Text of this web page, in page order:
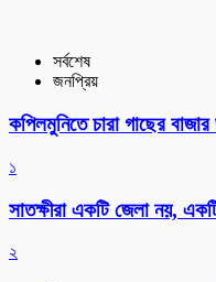
সর্বশেষ
জনপ্রিয়
কপিলমুনিতে চারা গাছের
১
সাতক্ষীরা একটি জেলা নয়,
২